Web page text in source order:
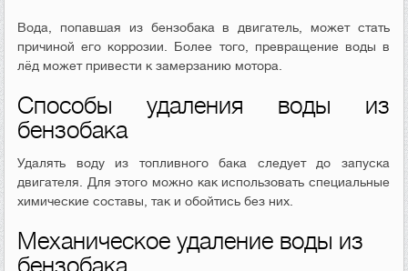
Вода, попавшая из бензобака в двигатель, может стать
причиной его коррозии. Более того, превращение воды в
лёд может привести к замерзанию мотора.
Способы удаления воды из
бензобака
Удалять воду из топливного бака следует до запуска
двигателя. Для этого можно как использовать специальные
химические составы, так и обойтись без них.
Механическое удаление воды из